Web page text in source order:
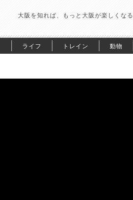
大阪を知れば、もっと大阪が楽しくなる
ライフ トレイン 動物